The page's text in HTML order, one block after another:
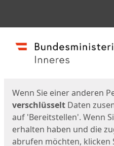
Start
Wenn Sie einer anderen
verschlüsselt Daten
auf 'Bereitstellen'. Wenn
erhalten haben und die
abrufen möchten, klicken